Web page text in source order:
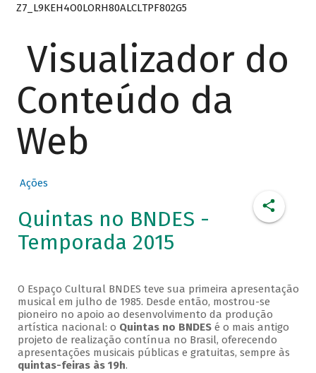
Z7_L9KEH4O0LORH80ALCLTPF802G5
Visualizador do
Conteúdo da
Web
Ações
Quintas no BNDES -
Temporada 2015
O Espaço Cultural BNDES teve sua primeira apresentação
musical em julho de 1985. Desde então, mostrou-se
pioneiro no apoio ao desenvolvimento da produção
artística nacional: o Quintas no BNDESé o mais antigo
projeto de realização contínua no Brasil, oferecendo
apresentações musicais públicas e gratuitas, sempre às
quintas-feiras às 19h.